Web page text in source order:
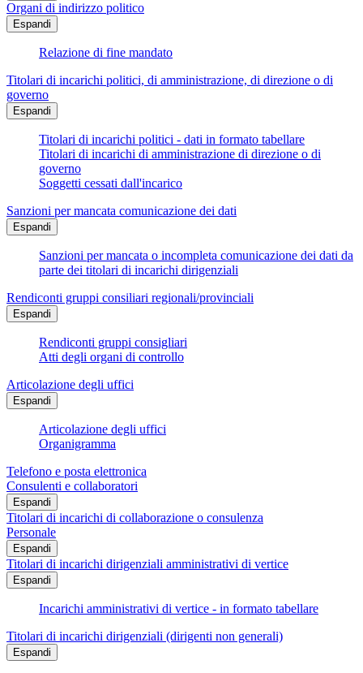
Organi di indirizzo politico
Espandi
Relazione di fine mandato
Titolari di incarichi politici, di amministrazione, di direzione o di
governo
Espandi
Titolari di incarichi politici - dati in formato tabellare
Titolari di incarichi di amministrazione di direzione o di
governo
Soggetti cessati dall'incarico
Sanzioni per mancata comunicazione dei dati
Espandi
Sanzioni per mancata o incompleta comunicazione dei dati da
parte dei titolari di incarichi dirigenziali
Rendiconti gruppi consiliari regionali/provinciali
Espandi
Rendiconti gruppi consigliari
Atti degli organi di controllo
Articolazione degli uffici
Espandi
Articolazione degli uffici
Organigramma
Telefono e posta elettronica
Consulenti e collaboratori
Espandi
Titolari di incarichi di collaborazione o consulenza
Personale
Espandi
Titolari di incarichi dirigenziali amministrativi di vertice
Espandi
Incarichi amministrativi di vertice - in formato tabellare
Titolari di incarichi dirigenziali (dirigenti non generali)
Espandi